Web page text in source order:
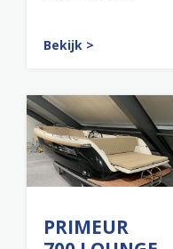
Bekijk >
PRIMEUR